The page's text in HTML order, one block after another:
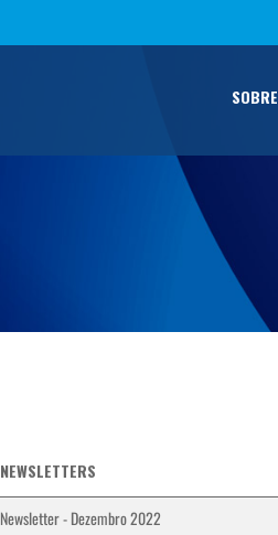
SOBRE
NEWSLETTERS
Newsletter - Dezembro 2022